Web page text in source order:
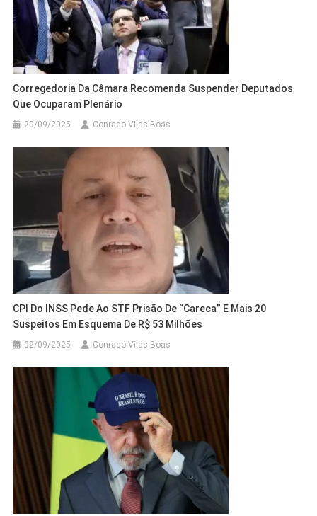
Corregedoria Da Câmara Recomenda Suspender Deputados
Que Ocuparam Plenário
20/09/2025 Conrado Vilas Boas
CPI Do INSS Pede Ao STF Prisão De “Careca” E Mais 20
Suspeitos Em Esquema De R$ 53 Milhões
02/09/2025 Conrado Vilas Boas